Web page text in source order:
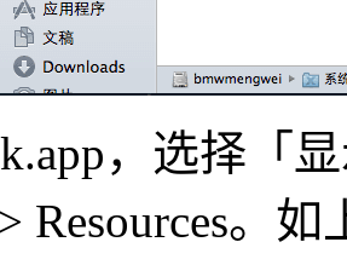
，选择「
Resources。